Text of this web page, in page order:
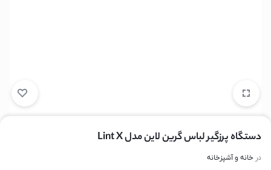
دستگاه پرزگیر لباس گرین لاین مدل Lint X
در خانه و آشپزخانه